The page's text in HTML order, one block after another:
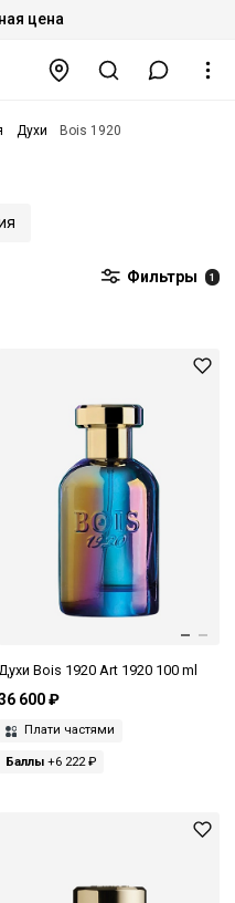
цена
Духи Bois 1920
Фильтры 1
Духи Bois 1920 Art 1920 100 ml
600 ₽
Плати частями
Баллы+6 222 ₽